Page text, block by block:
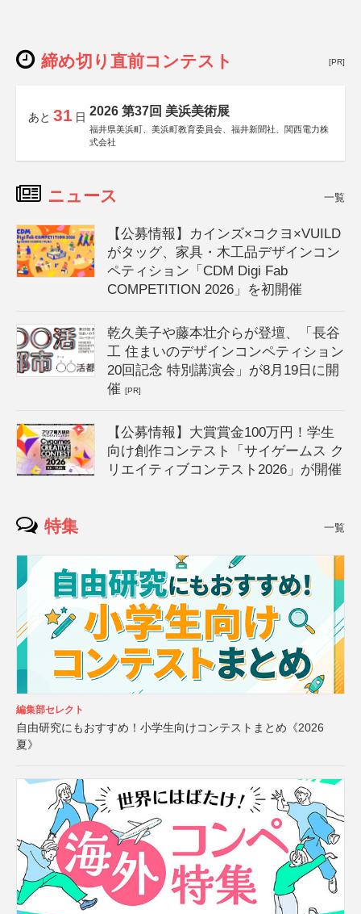
締め切り直前コンテスト [PR]
あと 31 日 2026 第37回 美浜美術展
福井県美浜町、美浜町教育委員会、福井新聞社、関西電力株
式会社
ニュース 一覧
【公募情報】カインズ×コクヨ×VUILD
がタッグ、家具・木工品デザインコン
ペティション「CDM Digi Fab
COMPETITION 2026」を初開催
乾久美子や藤本壮介らが登壇、「長谷
工 住まいのデザインコンペティション
20回記念 特別講演会」が8月19日に開
催[PR]
【公募情報】大賞賞金100万円！学生
向け創作コンテスト「サイゲームス ク
リエイティブコンテスト2026」が開催
特集 一覧
編集部セレクト
自由研究にもおすすめ！小学生向けコンテストまとめ《2026
夏》